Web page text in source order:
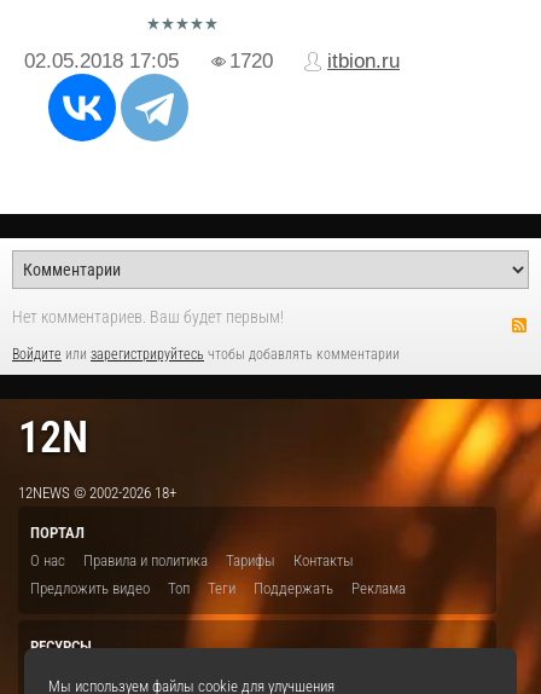
02.05.2018 17:05 1720 itbion.ru
Нет комментариев. Ваш будет первым!
Войдите или зарегистрируйтесь чтобы добавлять комментарии
12N
12NEWS © 2002-2026 18+
ПОРТАЛ
О нас
Правила и политика Тарифы
Контакты
Предложить видео
Топ Теги Поддержать Реклама
РЕСУРСЫ
Мы используем файлы cookie для улучшения